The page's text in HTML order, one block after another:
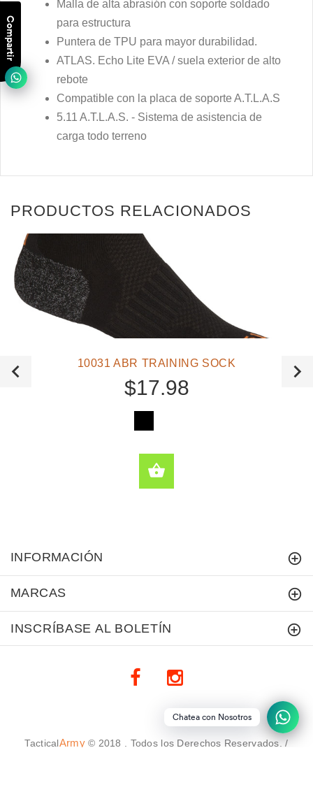
Malla de alta abrasión con soporte soldado
para estructura
Puntera de TPU para mayor durabilidad.
ATLAS. Echo Lite EVA / suela exterior de alto
rebote
Compatible con la placa de soporte A.T.L.A.S
5.11 A.T.L.A.S. - Sistema de asistencia de
carga todo terreno
PRODUCTOS RELACIONADOS
10031 ABR TRAINING SOCK
$17.98
INFORMACIÓN
MARCAS
INSCRÍBASE AL BOLETÍN
TacticalArmy© 2018 . Todos los Derechos Reservados. /
Chatea con Nosotros
Compartir